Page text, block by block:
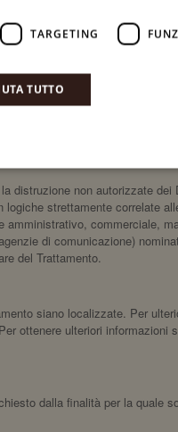
dei servizi terzi utilizzati da
Applicazione.
distruzione non autorizzate dei
strettamente correlate
commerciale,
di comunicazione)
del Trattamento.
siano localizzate. Per
ottenere ulteriori informazioni
dalla finalità per la quale
TARGETING
TUTTO